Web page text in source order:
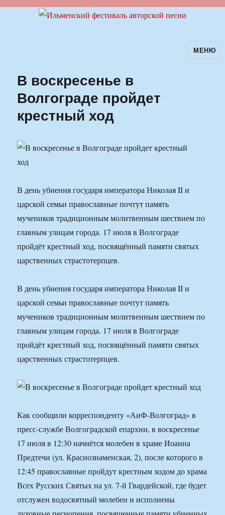
Ильменский фестиваль авторскойМЕНЮ
В воскресенье в
Волгограде пройдет
крестный ход
В день убиения государя императора Николая II и
царской семьи православные почтут память
мучеников традиционным молитвенным шествием по
главным улицам города. 17 июля в Волгограде
пройдёт крестный ход, посвящённый памяти святых
царственных страстотерпцев.
В день убиения государя императора Николая II и
царской семьи православные почтут память
мучеников традиционным молитвенным шествием по
главным улицам города. 17 июля в Волгограде
пройдёт крестный ход, посвящённый памяти святых
царственных страстотерпцев.
Как сообщили корреспонденту «АиФ-Волгоград» в
пресс-службе Волгоградской епархии, в воскресенье
17 июля в 12:30 начнётся молебен в храме Иоанна
Предтечи (ул. Краснознаменская, 2), после которого в
12:45 православные пройдут крестным ходом до храма
Всех Русских Святых на ул. 7-й Гвардейской, где будет
отслужен водосвятный молебен и исполнены